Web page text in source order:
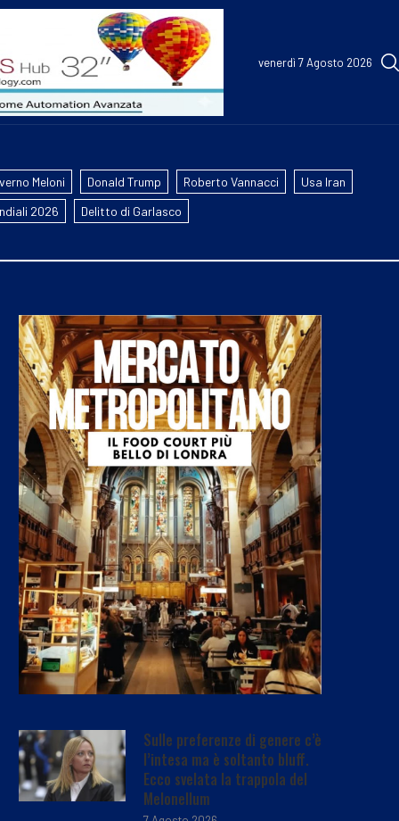
venerdì 7 Agosto 2026
Meloni Donald Trump Roberto Vannacci
Usa Iran
2026
Delitto di Garlasco
Sulle preferenze di genere c’è
l’intesa ma è soltanto bluff.
Ecco svelata la trappola del
Melonellum